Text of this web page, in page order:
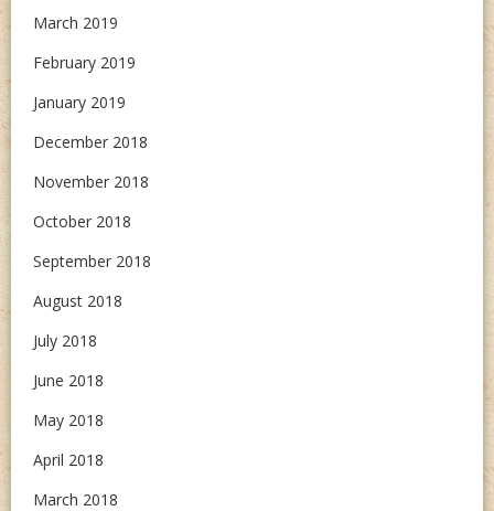
March 2019
February 2019
January 2019
December 2018
November 2018
October 2018
September 2018
August 2018
July 2018
June 2018
May 2018
April 2018
March 2018